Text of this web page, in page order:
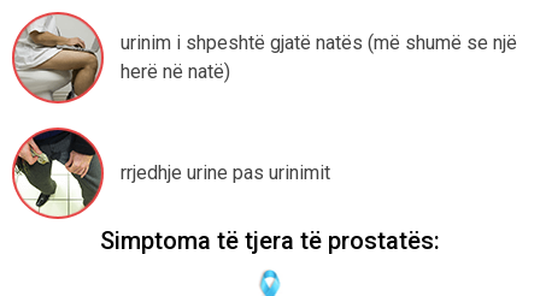
urinim i shpeshtë gjatë natës (më shumë se një
herë në natë)
rrjedhje urine pas urinimit
Simptoma të tjera të prostatës: